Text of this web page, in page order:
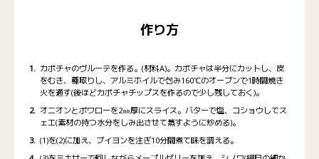
作り方
カボチャのヴルーテを作る。(材料A)。カボチャは半分にカットし、皮
をむき、種取りし、アルミホイルで包み160℃のオーブンで1時間焼き
火を通す(後ほどカボチャチップスを作るので少し残しておく)。
オニオンとポワローを2㎜厚にスライス。バターで塩、コショウしてス
ェエ(素材の持つ水分をしみ出させて蒸すように炒める)。
(1)を(2)に加え、ブイヨンを注ぎ10分間煮て味を調える。